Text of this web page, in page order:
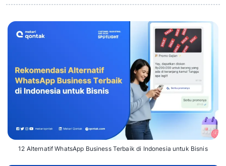
12 Alternatif WhatsApp Business Terbaik di Indonesia untuk Bisnis